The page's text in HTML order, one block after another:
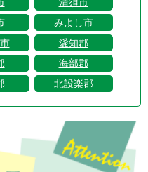
みよし市
愛知郡
海部郡
北設楽郡